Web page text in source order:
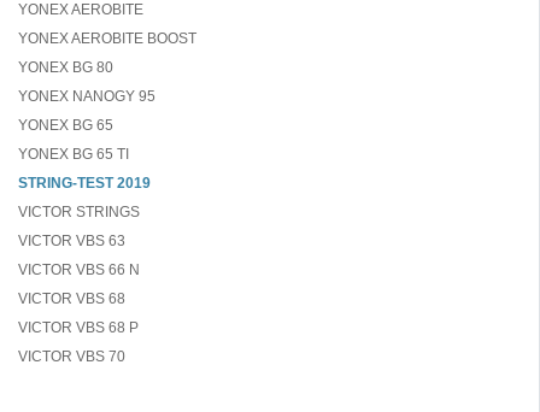
YONEX AEROBITE
YONEX AEROBITE BOOST
YONEX BG 80
YONEX NANOGY 95
YONEX BG 65
YONEX BG 65 TI
STRING-TEST 2019
VICTOR STRINGS
VICTOR VBS 63
VICTOR VBS 66 N
VICTOR VBS 68
VICTOR VBS 68 P
VICTOR VBS 70